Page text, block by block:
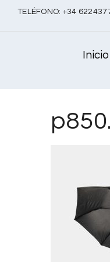
TELÉFONO: +34
Inicio